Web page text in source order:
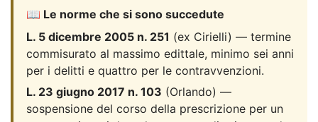
📖 Le norme che si sono succedute
L. 5 dicembre 2005 n. 251 (ex Cirielli) — termine
commisurato al massimo edittale, minimo sei anni
per i delitti e quattro per le contravvenzioni.
L. 23 giugno 2017 n. 103 (Orlando) —
sospensione del corso della prescrizione per un